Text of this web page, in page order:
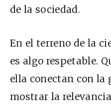
de la sociedad.
En el terreno de la
es algo respetable.
ella conectan con la
mostrar la